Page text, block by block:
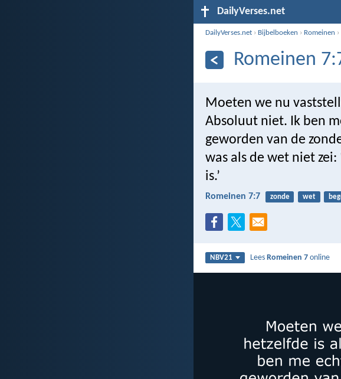
DailyVerses.net
DailyVerses.net › Bijbelboeken › Romeinen ›
Romeinen
Moeten we nu
Absoluut niet. Ik ben
geworden van de
was als de wet niet
is.’
Romeinen 7:7 zonde wet
NBV21 LeesRomeinen 7 online